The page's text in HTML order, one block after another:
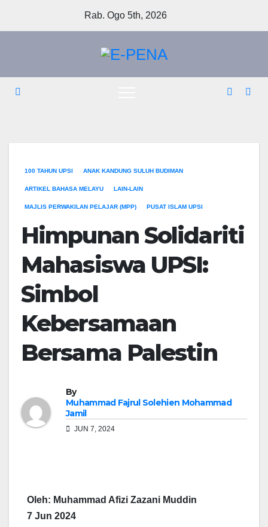
Rab. Ogo 5th, 2026
100 TAHUN UPSI ANAK KANDUNG SULUH BUDIMAN
ARTIKEL BAHASA MELAYU LAIN-LAIN
MAJLIS PERWAKILAN PELAJAR (MPP) PUSAT ISLAM UPSI
Himpunan Solidariti
Mahasiswa UPSI:
Simbol
Kebersamaan
Bersama Palestin
By
Muhammad Fajrul Solehien Mohammad
Jamil
JUN 7, 2024
Oleh: Muhammad Afizi Zazani Muddin
7 Jun 2024